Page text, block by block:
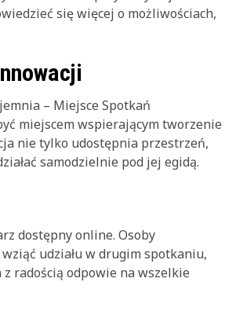
się więcej o możliwościach,
– Miejsce Spotkań
miejscem wspierającym tworzenie
nie tylko udostępnia przestrzeń,
samodzielnie pod jej egidą.
dostępny online. Osoby
udziału w drugim spotkaniu,
radością odpowie na wszelkie